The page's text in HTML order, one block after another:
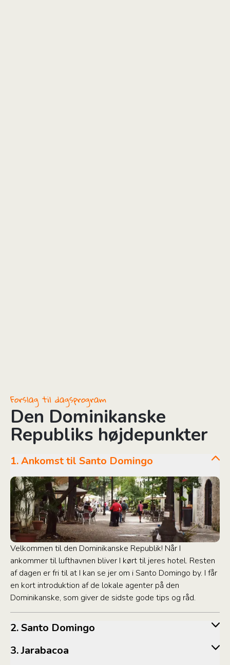
Forslag til dagsprogram
Den Dominikanske
Republiks højdepunkter
1. Ankomst til Santo Domingo
Velkommen til den Dominikanske Republik! Når I
ankommer til lufthavnen bliver I kørt til jeres hotel. Resten
af dagen er fri til at I kan se jer om i Santo Domingo by. I får
en kort introduktion af de lokale agenter på den
Dominikanske, som giver de sidste gode tips og råd.
2. Santo Domingo
3. Jarabacoa